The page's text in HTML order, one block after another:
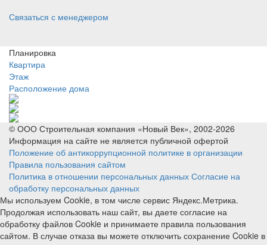
Связаться с менеджером
Планировка
Квартира
Этаж
Расположение дома
© ООО Строительная компания «Новый Век», 2002-2026
Информация на сайте не является публичной офертой
Положение об антикоррупционной политике в организации
Правила пользования сайтом
Политика в отношении персональных данных Согласие на
обработку персональных данных
Мы используем Cookie, в том числе сервис Яндекс.Метрика.
Продолжая использовать наш сайт, вы даете согласие на
обработку файлов Cookie и принимаете правила пользования
сайтом. В случае отказа вы можете отключить сохранение Cookie в